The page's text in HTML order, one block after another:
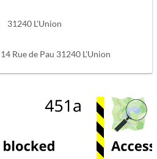
31240 L'Union
14 Rue de Pau 31240 L'Union